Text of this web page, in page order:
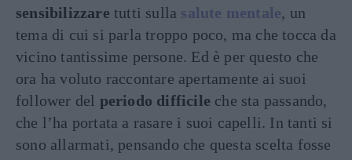
sensibilizzare tutti sulla salute mentale, un
tema di cui si parla troppo poco, ma che tocca da
vicino tantissime persone. Ed è per questo che
ora ha voluto raccontare apertamente ai suoi
follower del periodo difficile che sta passando,
che l’ha portata a rasare i suoi capelli. In tanti si
sono allarmati, pensando che questa scelta fosse